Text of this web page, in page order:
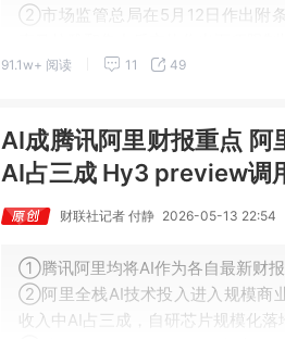
②市场监管总局在5月12日作出附条
③在监管划定的清晰边界下，腾讯
91.1w+ 阅读 11 49
AI成腾讯阿里财报重点 阿
AI占三成 Hy3 preview调
财联社记者 付静 2026-05-13 22:54
①腾讯阿里均将AI作为各自最新财报
②阿里全栈AI技术投入进入规模商
收入中AI占三成，自研芯片规模化落